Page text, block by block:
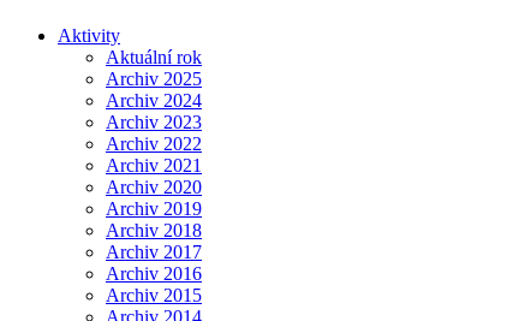
Aktivity
Aktuální rok
Archiv 2025
Archiv 2024
Archiv 2023
Archiv 2022
Archiv 2021
Archiv 2020
Archiv 2019
Archiv 2018
Archiv 2017
Archiv 2016
Archiv 2015